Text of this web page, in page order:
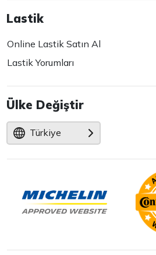
Lastik
Online Lastik Satın Al
Lastik Yorumları
Ülke Değiştir
Türkiye